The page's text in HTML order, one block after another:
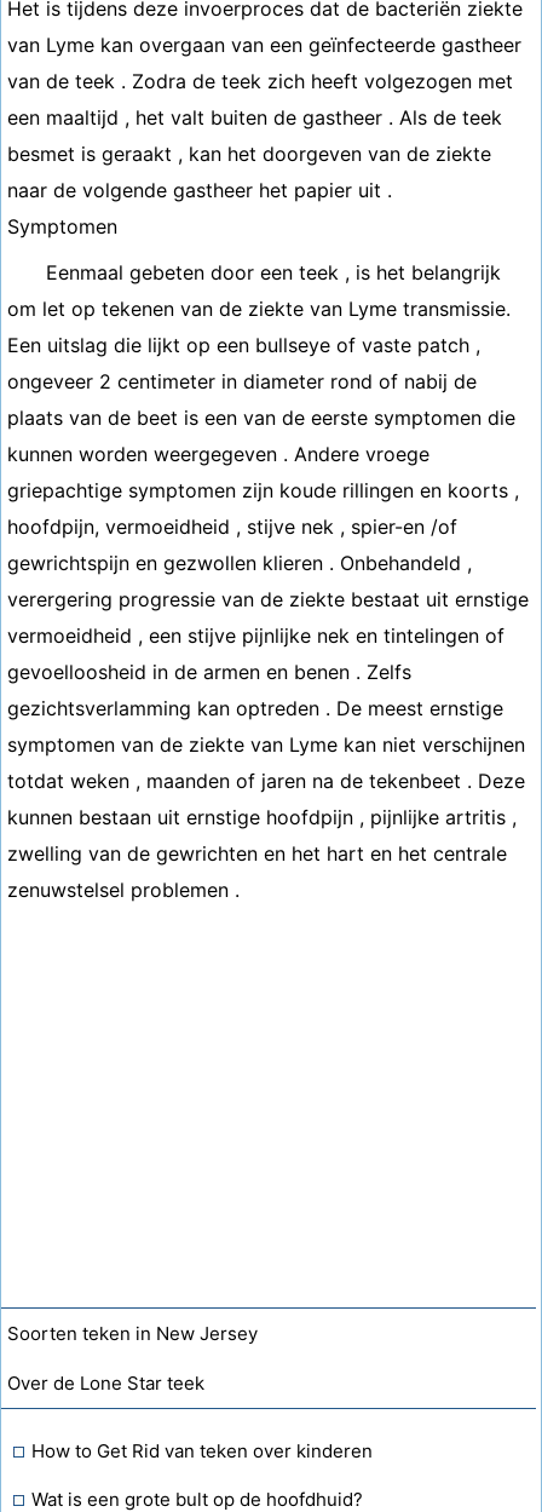
Het is tijdens deze invoerproces dat de bacteriën ziekte
van Lyme kan overgaan van een geïnfecteerde gastheer
van de teek . Zodra de teek zich heeft volgezogen met
een maaltijd , het valt buiten de gastheer . Als de teek
besmet is geraakt , kan het doorgeven van de ziekte
naar de volgende gastheer het papier uit .
Symptomen
Eenmaal gebeten door een teek , is het belangrijk
om let op tekenen van de ziekte van Lyme transmissie.
Een uitslag die lijkt op een bullseye of vaste patch ,
ongeveer 2 centimeter in diameter rond of nabij de
plaats van de beet is een van de eerste symptomen die
kunnen worden weergegeven . Andere vroege
griepachtige symptomen zijn koude rillingen en koorts ,
hoofdpijn, vermoeidheid , stijve nek , spier-en /of
gewrichtspijn en gezwollen klieren . Onbehandeld ,
verergering progressie van de ziekte bestaat uit ernstige
vermoeidheid , een stijve pijnlijke nek en tintelingen of
gevoelloosheid in de armen en benen . Zelfs
gezichtsverlamming kan optreden . De meest ernstige
symptomen van de ziekte van Lyme kan niet verschijnen
totdat weken , maanden of jaren na de tekenbeet . Deze
kunnen bestaan ​​uit ernstige hoofdpijn , pijnlijke artritis ,
zwelling van de gewrichten en het hart en het centrale
zenuwstelsel problemen .
Soorten teken in New Jersey
Over de Lone Star teek
How to Get Rid van teken over kinderen
Wat is een grote bult op de hoofdhuid?